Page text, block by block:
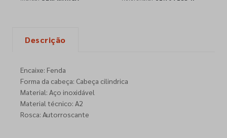
Descrição
Encaixe: Fenda
Forma da cabeça: Cabeça cilindrica
Material: Aço inoxidável
Material técnico: A2
Rosca: Autorroscante